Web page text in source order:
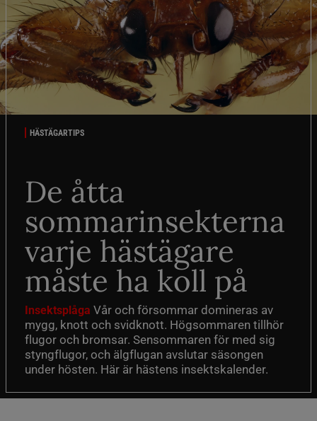
HÄSTÄGARTIPS
De åtta
sommarinsekterna
varje hästägare
måste ha koll på
Insektsplåga Vår och försommar domineras av
mygg, knott och svidknott. Högsommaren tillhör
flugor och bromsar. Sensommaren för med sig
styngflugor, och älgflugan avslutar säsongen
under hösten. Här är hästens insektskalender.